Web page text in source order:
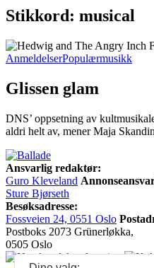
Stikkord: musical
AnmeldelserPopulærmusikk
Glissen glam
DNS’ oppsetning av
aldri helt av, mener Maja
Ansvarlig redaktør:
Guro Kleveland
Sture Bjørseth
Besøksadresse:
Fossveien 24, 0551 Oslo
Postboks 2073 Grünerløkka,
0505 Oslo